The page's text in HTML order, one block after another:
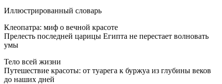
Иллюстрированный словарь
Клеопатра: миф о вечной красоте
Прелесть последней царицы Египта не перестает волновать
умы
Тело всей жизни
Путешествие красоты: от туарега к буржуа из глубины веков
до наших дней